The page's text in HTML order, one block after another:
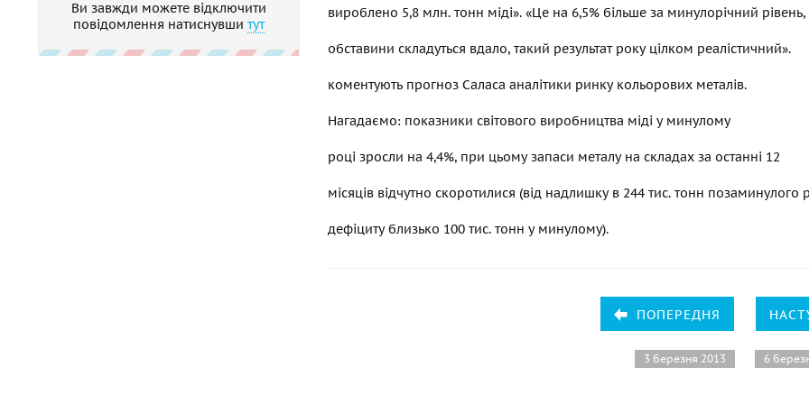
Ви завжди можете відключити
повідомлення натиснувши тут
вироблено 5,8 млн. тонн міді». «Це на 6,5% більше за минулорічний рівень,
обставини складуться вдало, такий результат року цілком реалістичний».
коментують прогноз Саласа аналітики ринку кольорових металів.
Нагадаємо: показники світового виробництва міді у минулому
році зросли на 4,4%, при цьому запаси металу на складах за останні 12
місяців відчутно скоротилися (від надлишку в 244 тис. тонн позаминулого
дефіциту близько 100 тис. тонн у минулому).
ПОПЕРЕДНЯ
3 березня 2013 6